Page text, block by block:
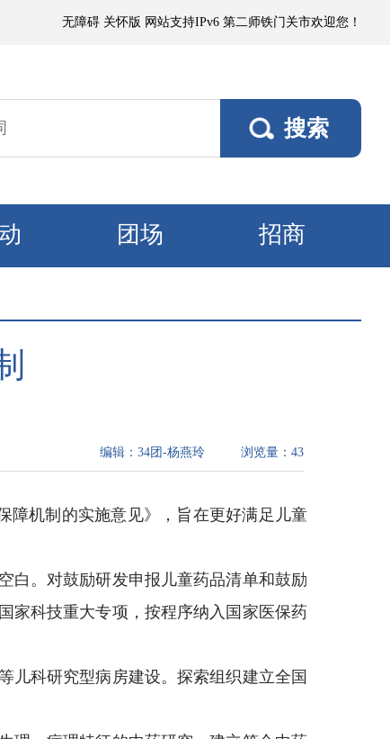
风力3～4级、阵风5～6级；塔里木垦区、且若垦区有浮尘或短
无障碍 关怀版 网站支持IPv6 第二师铁门关市欢迎您！
团场 招商
浏览量： 43
编辑： 34团-杨燕玲
障机制的实施意见》，旨在更好满足儿童
白。对鼓励研发申报儿童药品清单和鼓励
家科技重大专项，按程序纳入国家医保药
儿科研究型病房建设。探索组织建立全国